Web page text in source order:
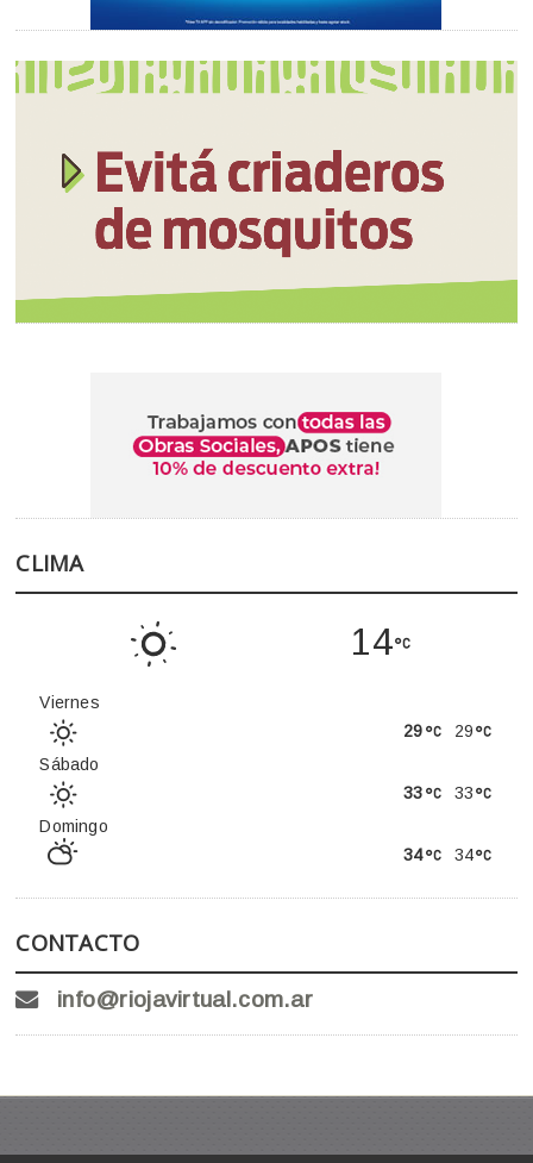
CLIMA
14
Viernes
29
29
Sábado
33
33
Domingo
34
34
CONTACTO
info@riojavirtual.com.ar